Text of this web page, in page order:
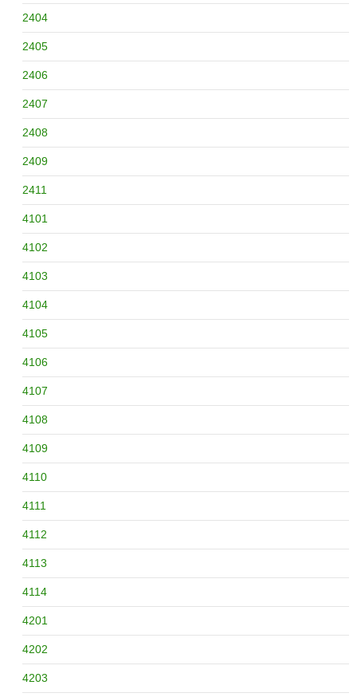
2404
2405
2406
2407
2408
2409
2411
4101
4102
4103
4104
4105
4106
4107
4108
4109
4110
4111
4112
4113
4114
4201
4202
4203